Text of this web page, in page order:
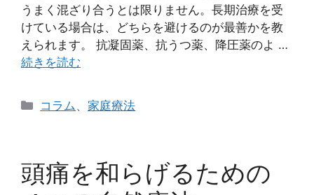
うまく混ざり合うとは限りません。長期治療を受
けている場合は、どちらを避けるのが最善かを教
えられます。 抗凝固薬、抗うつ薬、降圧薬のよ …
続きを読む
カ
ー
コラム 、 家庭療法
頭痛を和らげるための